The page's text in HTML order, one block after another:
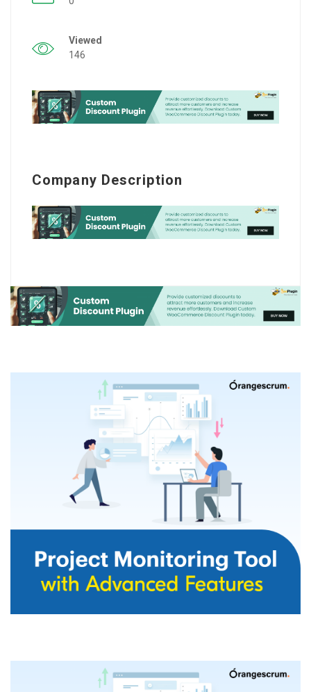
Viewed
146
Company Description